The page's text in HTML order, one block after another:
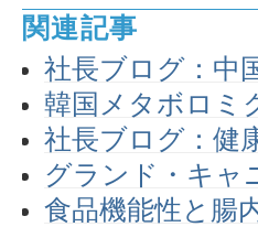
関連記事
社長ブログ：中
韓国メタボロミ
社長ブログ：健
グランド・キャ
食品機能性と腸